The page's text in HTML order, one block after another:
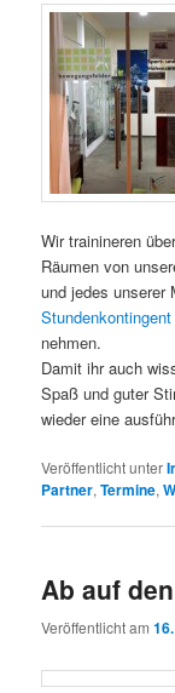
Wir trainineren
Räumen von
und jedes unserer
Stundenkontingent
nehmen.
Damit ihr auch
Spaß und guter
wieder eine
Veröffentlicht unter
Partner,Termine,
Ab auf
Veröffentlicht am